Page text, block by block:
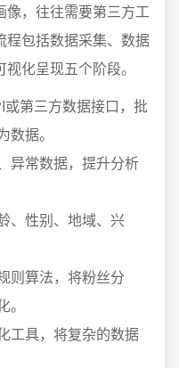
像，往往需要第三方工
程包括数据采集、数据
化呈现五个阶段。
第三方数据接口，批
据。
异常数据，提升分析
、性别、地域、兴
则算法，将粉丝分
工具，将复杂的数据